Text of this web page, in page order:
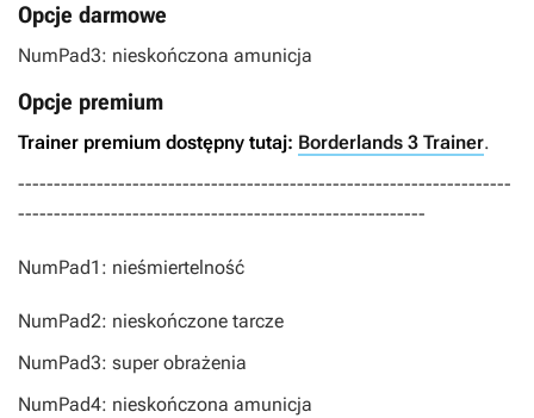
Opcje darmowe
NumPad3: nieskończona amunicja
Opcje premium
Trainer premium dostępny tutaj: Borderlands 3 Trainer.
---------------------------------------------------------------------
---------------------------------------------------------
NumPad1: nieśmiertelność
NumPad2: nieskończone tarcze
NumPad3: super obrażenia
NumPad4: nieskończona amunicja